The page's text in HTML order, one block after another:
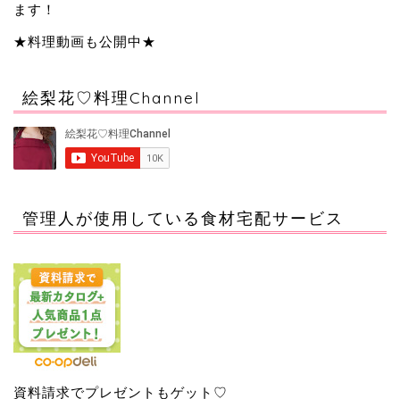
ます！
★料理動画も公開中★
絵梨花♡料理Channel
管理人が使用している食材宅配サービス
資料請求でプレゼントもゲット♡